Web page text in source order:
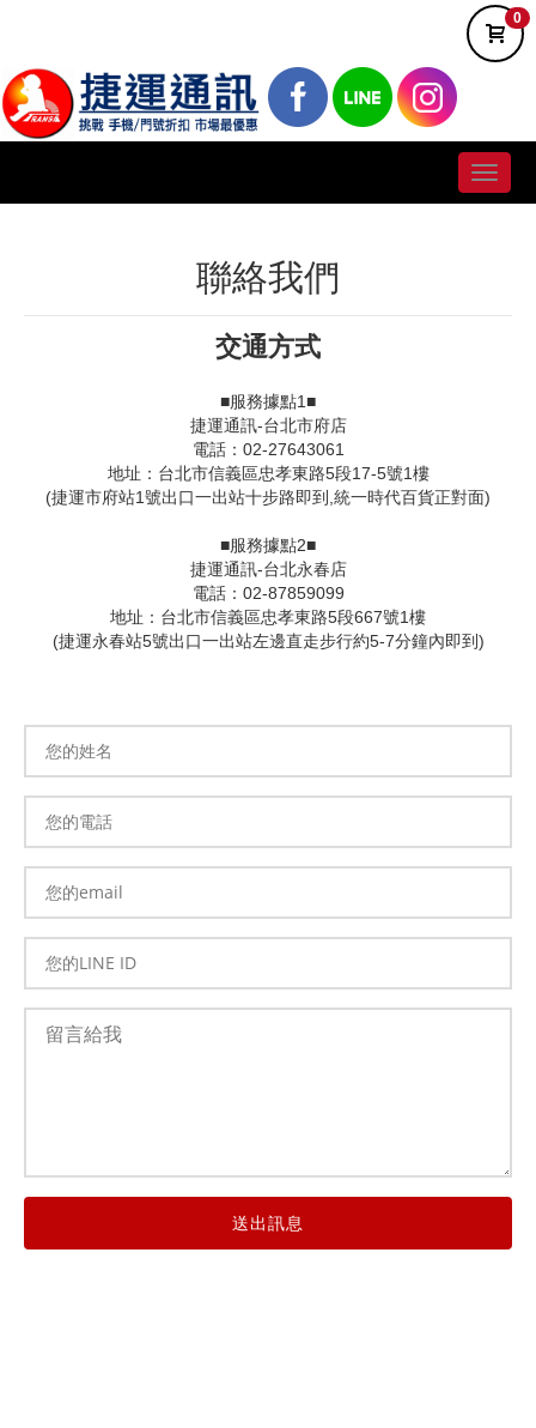
0
Toggle
聯絡我們
交通方式
■服務據點1■
捷運通訊-台北市府店
電話：02-27643061
地址：台北市信義區忠孝東路5段17-5號1樓
(捷運市府站1號出口一出站十步路即到,統一時代百貨正對面)
■服務據點2■
捷運通訊-台北永春店
電話：02-87859099
地址：台北市信義區忠孝東路5段667號1樓
(捷運永春站5號出口一出站左邊直走步行約5-7分鐘內即到)